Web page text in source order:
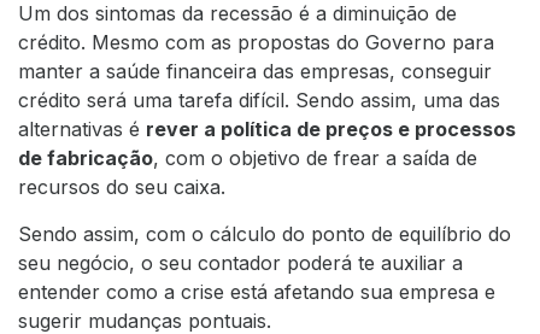
Um dos sintomas da recessão é a diminuição de
crédito. Mesmo com as propostas do Governo para
manter a saúde financeira das empresas, conseguir
crédito será uma tarefa difícil. Sendo assim, uma das
alternativas é rever a política de preços e processos
de fabricação, com o objetivo de frear a saída de
recursos do seu caixa.
Sendo assim, com o cálculo do ponto de equilíbrio do
seu negócio, o seu contador poderá te auxiliar a
entender como a crise está afetando sua empresa e
sugerir mudanças pontuais.